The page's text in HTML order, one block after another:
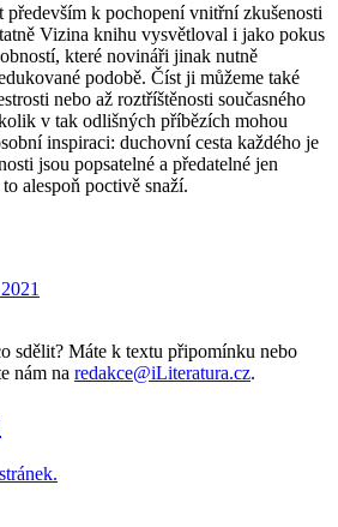
především k pochopení vnitřní zkušenosti
Vizina knihu vysvětloval i jako pokus
které novináři jinak nutně
podobě. Číst ji můžeme také
nebo až roztříštěnosti současného
v tak odlišných příbězích mohou
inspiraci: duchovní cesta každého je
jsou popsatelné a předatelné jen
alespoň poctivě snaží.
sdělit? Máte k textu připomínku nebo
nám na redakce@iLiteratura.cz.